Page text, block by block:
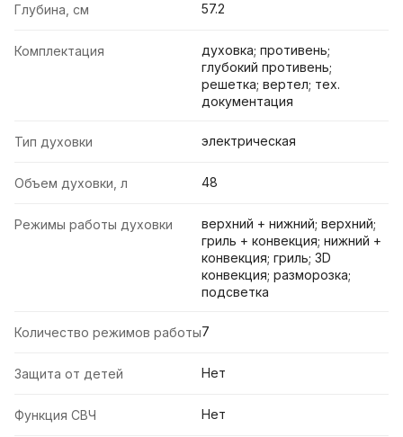
Глубина, см 57.2
Комплектация
духовка; противень;
глубокий противень;
решетка; вертел; тех.
документация
Тип духовки электрическая
Объем духовки, л 48
Режимы работы духовки
верхний + нижний; верхний;
гриль + конвекция; нижний +
конвекция; гриль; 3D
конвекция; разморозка;
подсветка
Количество режимов работы7
Защита от детей Нет
Функция СВЧ Нет